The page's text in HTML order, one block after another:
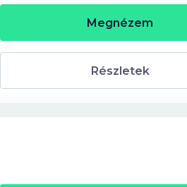
Megnézem
Részletek